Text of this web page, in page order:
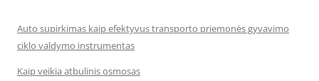
Auto supirkimas kaip efektyvus transporto priemonės gyvavimo
ciklo valdymo instrumentas
Kaip veikia atbulinis osmosas